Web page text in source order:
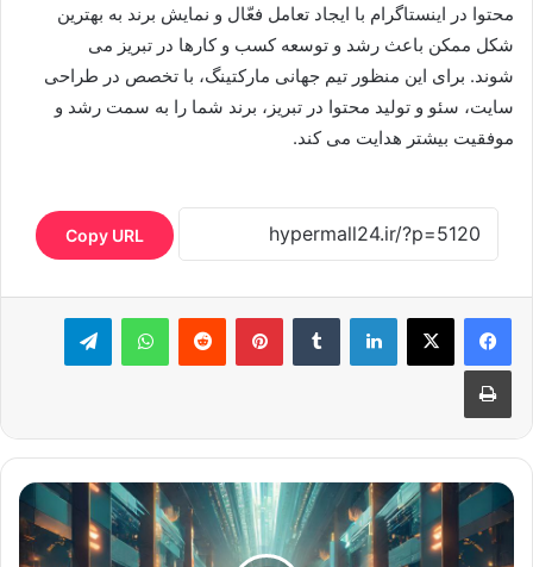
محتوا در اینستاگرام با ایجاد تعامل فعّال و نمایش برند به بهترین
شکل ممکن باعث رشد و توسعه کسب و کارها در تبریز می
شوند. برای این منظور تیم جهانی مارکتینگ، با تخصص در طراحی
سایت، سئو و تولید محتوا در تبریز، برند شما را به سمت رشد و
موفقیت بیشتر هدایت می‌ کند.
Copy URL
لینکدین ‫تامبلر ‫پین‌ترست‫رددیت واتس آپ تلگرام
چاپ